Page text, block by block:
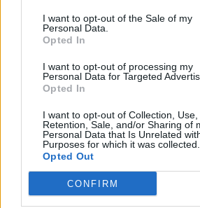
I want to opt-out of the Sale of my
Personal Data.
Opted In
I want to opt-out of processing my
Personal Data for Targeted
Opted In
I want to opt-out of Collection, Use,
Retention, Sale, and/or Sharing of
Personal Data that Is Unrelated
Purposes for which it was collected.
Opted Out
CONFIRM
2026. augusztus 08., szombat
Románia irányából
csalidrón robbant fel
frissítve